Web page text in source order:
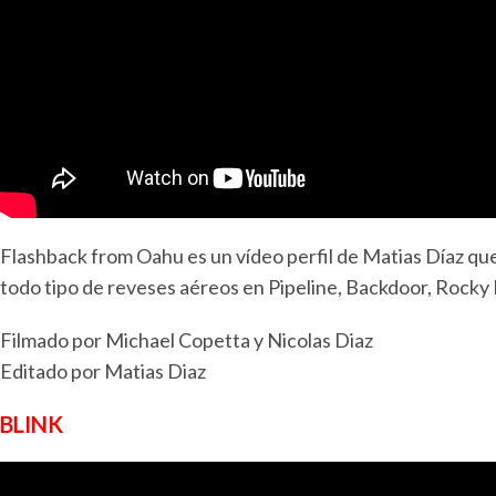
Flashback from Oahu es un vídeo perfil de Matias Díaz
todo tipo de reveses aéreos en Pipeline, Backdoor,
Filmado por Michael Copetta y Nicolas Diaz
Editado por Matias Diaz
BLINK